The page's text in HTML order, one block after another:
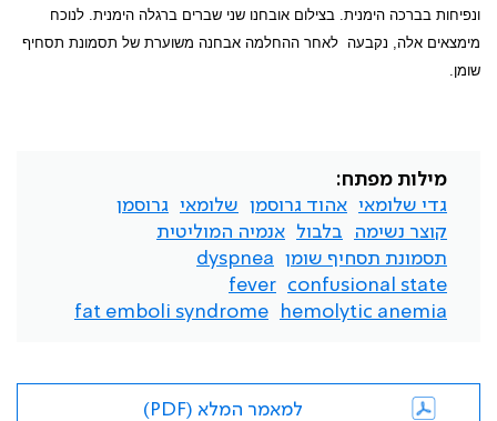
ונפיחות בברכה הימנית. בצילום אובחנו שני שברים ברגלה הימנית. לנוכח
מימצאים אלה, נקבעה לאחר ההחלמה אבחנה משוערת של תסמונת תסחיף
שומן.
מילות מפתח:
גדי שלומאי אהוד גרוסמן שלומאי
גרוסמן
קוצר נשימה
בלבול
אנמיה המוליטית
תסמונת תסחיף שומן
dyspnea
confusional state
fever
hemolytic anemia
fat emboli syndrome
למאמר המלא (PDF)